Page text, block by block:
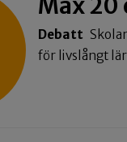
Max 20
Debatt
för livslångt